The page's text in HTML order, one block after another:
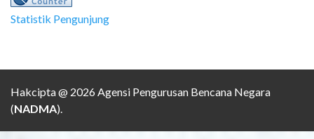
Statistik Pengunjung
Hakcipta @ 2026 Agensi Pengurusan Bencana Negara
(NADMA).